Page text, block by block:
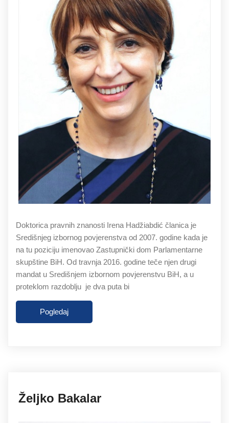
Doktorica pravnih znanosti Irena Hadžiabdić članica je
Središnjeg izbornog povjerenstva od 2007. godine kada je
na tu poziciju imenovao Zastupnički dom Parlamentarne
skupštine BiH. Od travnja 2016. godine teče njen drugi
mandat u Središnjem izbornom povjerenstvu BiH, a u
proteklom razdoblju je dva puta bi
Pogledaj
Željko Bakalar